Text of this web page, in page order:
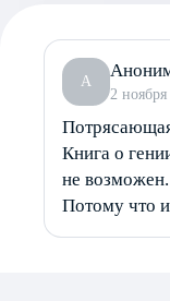
A
2
Книга о
не
Потому что